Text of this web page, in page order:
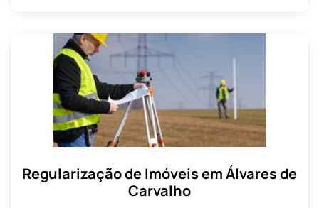
Regularização de Imóveis em Álvares de
Carvalho